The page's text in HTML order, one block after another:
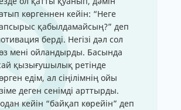
көргеннен кейін: “Неге
қабылдамайсың?” деп
берді. Негізі дәл сол
мені ойландырды. Басында
қызығушылық ретінде
едім, ал сіңілімнің ойы
деген сенімді арттырды.
кейін “байқап көрейін” деп